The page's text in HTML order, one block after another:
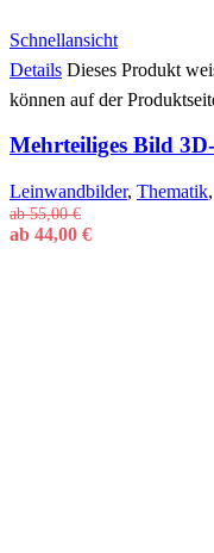
Schnellansicht
Details Dieses Produkt
können auf der
Mehrteiliges Bild
Leinwandbilder, Thematik,
ab55,00€
ab 44,00 €